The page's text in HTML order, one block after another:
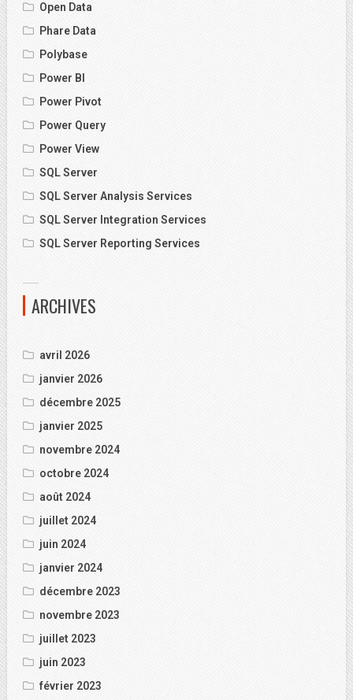
Open Data
Phare Data
Polybase
Power BI
Power Pivot
Power Query
Power View
SQL Server
SQL Server Analysis Services
SQL Server Integration Services
SQL Server Reporting Services
ARCHIVES
avril 2026
janvier 2026
décembre 2025
janvier 2025
novembre 2024
octobre 2024
août 2024
juillet 2024
juin 2024
janvier 2024
décembre 2023
novembre 2023
juillet 2023
juin 2023
février 2023